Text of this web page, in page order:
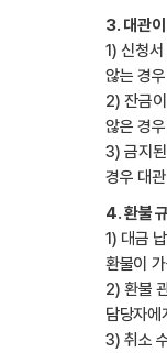
3. 대관
1) 신청서
않는 경우
2) 잔금
않은 경우
3) 금지
경우 대
4. 환불
1) 대금
환불이
2) 환불
담당자에
3) 취소